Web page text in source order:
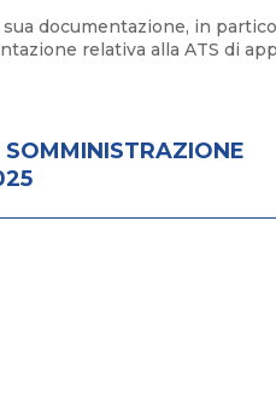
documentazione, in
relativa alla ATS di